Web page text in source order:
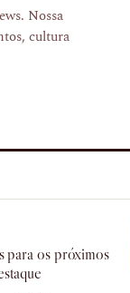
Nossa
cultura
para os próximos